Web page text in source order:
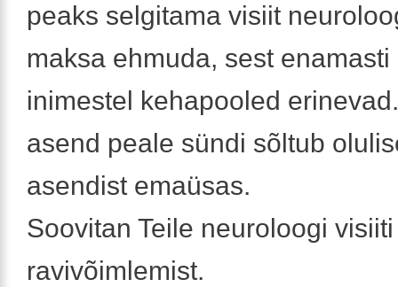
peaks selgitama visiit
maksa ehmuda, sest
inimestel kehapooled
asend peale sündi sõltub
asendist emaüsas.
Soovitan Teile neuroloogi
ravivõimlemist.